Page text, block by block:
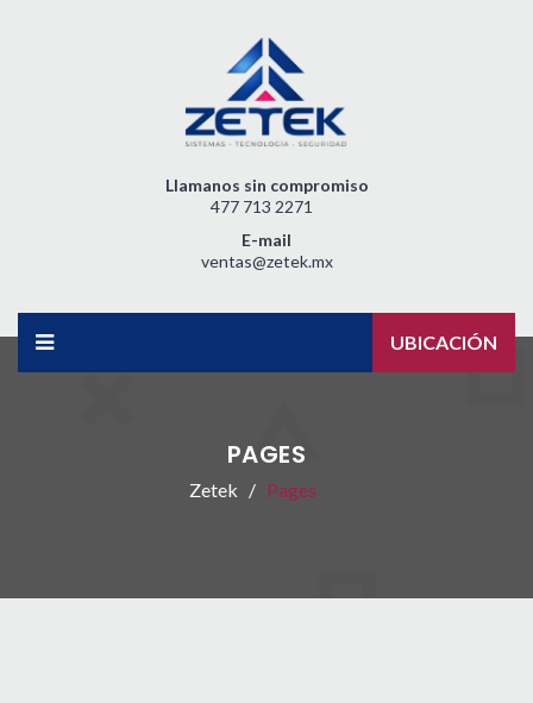
Llamanos sin compromiso
477 713 2271
E-mail
ventas@zetek.mx
UBICACIÓN
PAGES
Zetek Pages